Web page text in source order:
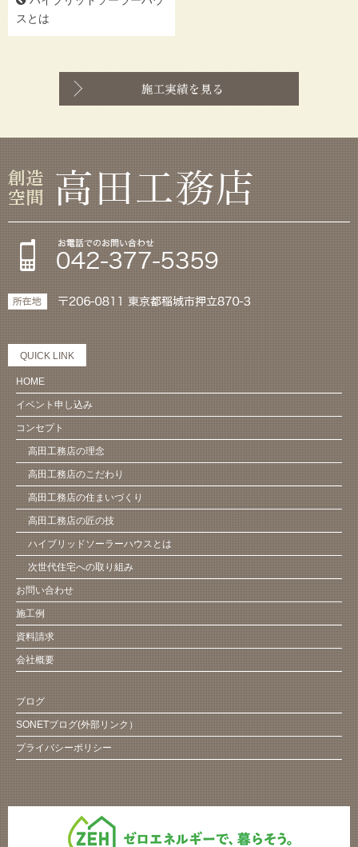
スとは
QUICK LINK
HOME
イベント申し込み
コンセプト
高田工務店の理念
高田工務店のこだわり
高田工務店の住まいづくり
高田工務店の匠の技
ハイブリッドソーラーハウスとは
次世代住宅への取り組み
お問い合わせ
施工例
資料請求
会社概要
ブログ
SONETブログ(外部リンク）
プライバシーポリシー